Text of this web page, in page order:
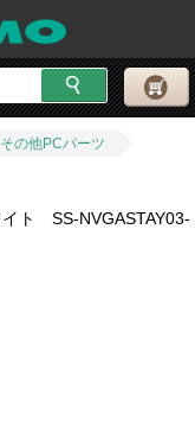
その他PCパーツ